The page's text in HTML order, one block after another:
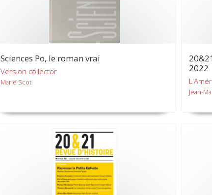
Sciences Po, le roman vrai
Version collector
Marie Scot
2022
Jean-